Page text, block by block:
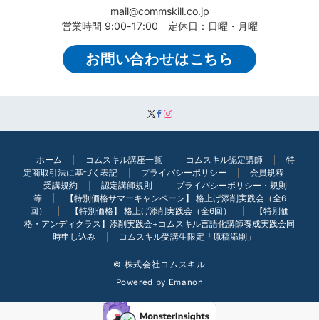
mail@commskill.co.jp
営業時間 9:00-17:00 定休日：日曜・月曜
お問い合わせはこちら
ホーム コムスキル講座一覧 コムスキル認定講師
特
定商取引法に基づく表記
プライバシーポリシー
会員規程
受講規約
認定講師規則
プライバシーポリシー・規則
等
【特別価格サマーキャンペーン】 格上げ添削実践会（全6
回）
【特別価格】 格上げ添削実践会（全6回）
【特別価
格・アンディクラス】添削実践会+コムスキル言語化講師養成実践会同
時申し込み
コムスキル受講生限定「原稿添削」
© 株式会社コムスキル
Powered by Emanon